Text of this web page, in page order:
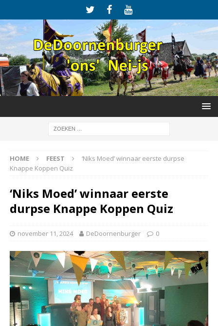
HOME FEEST
‘Niks Moed’ winnaar eerste durpse
Knappe Koppen Quiz
‘Niks Moed’ winnaar eerste
durpse Knappe Koppen Quiz
november 11, 2024 DeDoornenburger 0